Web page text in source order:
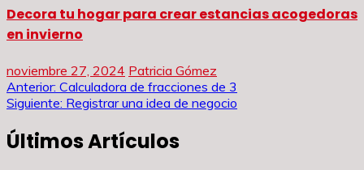
Decora tu hogar para crear estancias acogedoras
en invierno
noviembre 27, 2024 Patricia Gómez
Navegación
entradas
Anterior: Calculadora de fracciones de 3
Siguiente: Registrar una idea de negocio
Últimos Artículos